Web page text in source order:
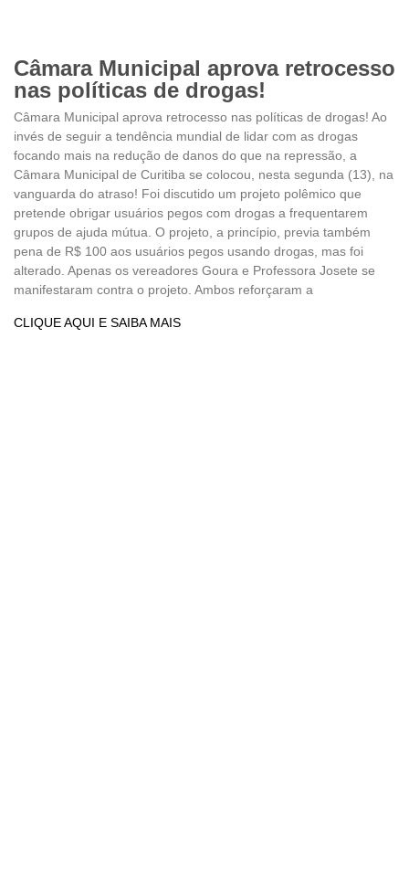
Câmara Municipal aprova retrocesso
nas políticas de drogas!
Câmara Municipal aprova retrocesso nas políticas de drogas! Ao
invés de seguir a tendência mundial de lidar com as drogas
focando mais na redução de danos do que na repressão, a
Câmara Municipal de Curitiba se colocou, nesta segunda (13), na
vanguarda do atraso! Foi discutido um projeto polêmico que
pretende obrigar usuários pegos com drogas a frequentarem
grupos de ajuda mútua. O projeto, a princípio, previa também
pena de R$ 100 aos usuários pegos usando drogas, mas foi
alterado. Apenas os vereadores Goura e Professora Josete se
manifestaram contra o projeto. Ambos reforçaram a
CLIQUE AQUI E SAIBA MAIS